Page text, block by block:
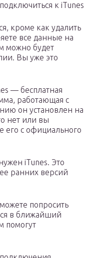
к iTunes
кроме как удалить
все данные на
можно будет
Вы уже это
— бесплатная
работающая с
он установлен на
нет или вы
его с официального
iTunes. Это
ранних версий
попросить
в ближайший
помогут